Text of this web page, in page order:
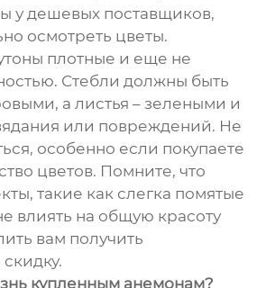
у дешевых поставщиков,
осмотреть цветы.
плотные и еще не
Стебли должны быть
а листья – зелеными и
или повреждений. Не
особенно если покупаете
цветов. Помните, что
такие как слегка помятые
влиять на общую красоту
вам получить
купленным анемонам?